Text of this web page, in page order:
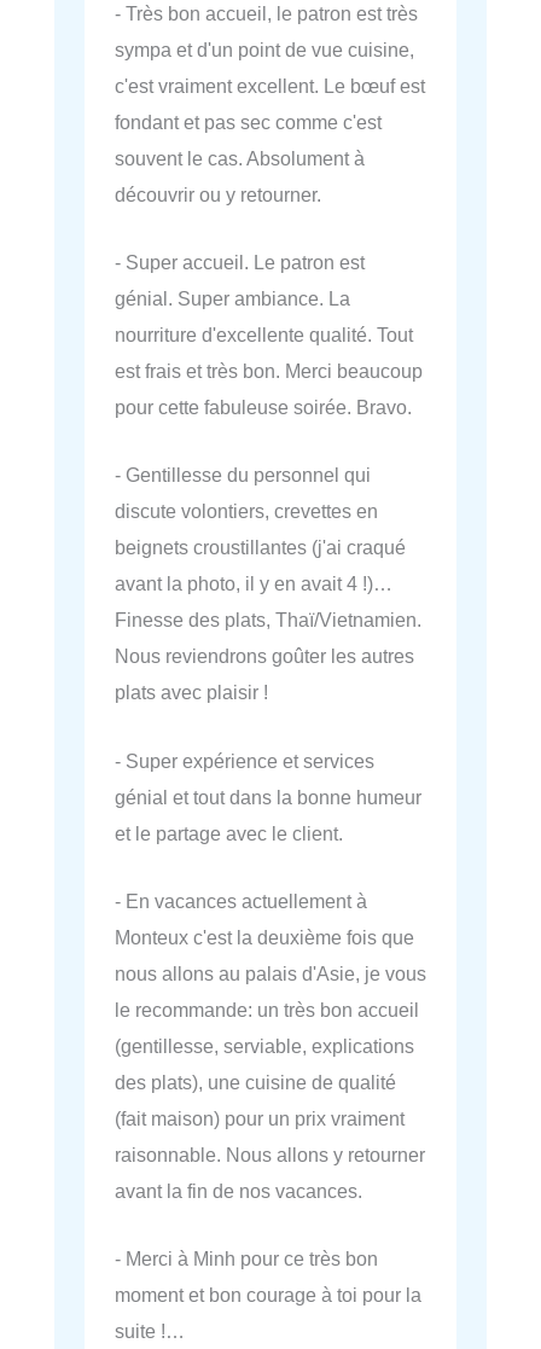
- Très bon accueil, le patron est très
sympa et d'un point de vue cuisine,
c'est vraiment excellent. Le bœuf est
fondant et pas sec comme c'est
souvent le cas. Absolument à
découvrir ou y retourner.
- Super accueil. Le patron est
génial. Super ambiance. La
nourriture d'excellente qualité. Tout
est frais et très bon. Merci beaucoup
pour cette fabuleuse soirée. Bravo.
- Gentillesse du personnel qui
discute volontiers, crevettes en
beignets croustillantes (j'ai craqué
avant la photo, il y en avait 4 !)…
Finesse des plats, Thaï/Vietnamien.
Nous reviendrons goûter les autres
plats avec plaisir !
- Super expérience et services
génial et tout dans la bonne humeur
et le partage avec le client.
- En vacances actuellement à
Monteux c'est la deuxième fois que
nous allons au palais d'Asie, je vous
le recommande: un très bon accueil
(gentillesse, serviable, explications
des plats), une cuisine de qualité
(fait maison) pour un prix vraiment
raisonnable. Nous allons y retourner
avant la fin de nos vacances.
- Merci à Minh pour ce très bon
moment et bon courage à toi pour la
suite !…